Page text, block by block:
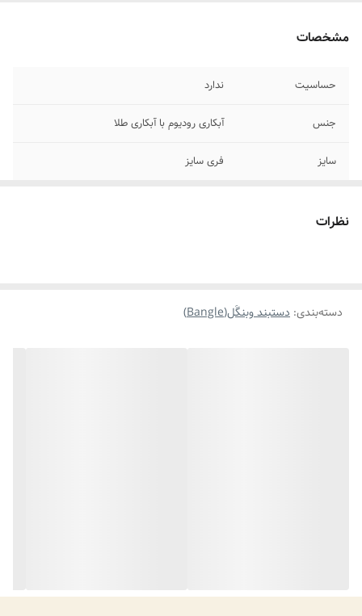
مشخصات
حساسیت ندارد
جنس آبکاری رودیوم با آبکاری طلا
سایز فری سایز
نظرات
دسته‌بندی: دستبند وبنگَل(Bangle)